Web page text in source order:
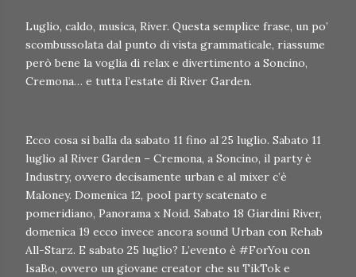
Luglio, caldo, musica, River. Questa semplice frase, un po’
scombussolata dal punto di vista grammaticale, riassume
però bene la voglia di relax e divertimento a Soncino,
Cremona… e tutta l’estate di River Garden.
Ecco cosa si balla da sabato 11 fino al 25 luglio. Sabato 11
luglio al River Garden – Cremona, a Soncino, il party è
Industry, ovvero decisamente urban e al mixer c’è
Maloney. Domenica 12, pool party scatenato e
pomeridiano, Panorama x Noid. Sabato 18 Giardini River,
domenica 19 ecco invece ancora sound Urban con Rehab
All-Starz. E sabato 25 luglio? L’evento è #ForYou con
IsaBo, ovvero un giovane creator che su TikTok e